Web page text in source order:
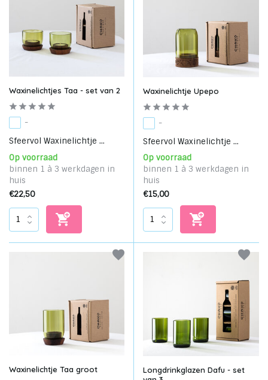
Waxinelichtjes Taa - set van 2
-
Sfeervol Waxinelichtje ...
Op voorraad
binnen 1 à 3 werkdagen in
huis
€22,50
Waxinelichtje Upepo
-
Sfeervol Waxinelichtje ...
Op voorraad
binnen 1 à 3 werkdagen in
huis
€15,00
Waxinelichtje Taa groot
Longdrinkglazen Dafu - set